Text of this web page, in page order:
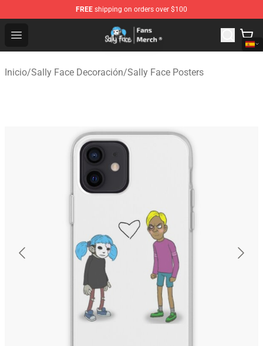
FREE shipping on orders over $100
Open menu
Sally Face Store - Official Sally Face Merchandise Shop
Inicio/Sally Face Decoración/Sally Face Posters